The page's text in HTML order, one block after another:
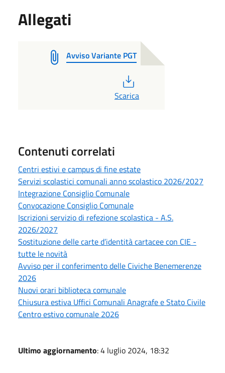
Allegati
Avviso Variante PGT
Scarica
Contenuti correlati
Centri estivi e campus di fine estate
Servizi scolastici comunali anno scolastico 2026/2027
Integrazione Consiglio Comunale
Convocazione Consiglio Comunale
Iscrizioni servizio di refezione scolastica - A.S.
2026/2027
Sostituzione delle carte d’identità cartacee con CIE -
tutte le novità
Avviso per il conferimento delle Civiche Benemerenze
2026
Nuovi orari biblioteca comunale
Chiusura estiva Uffici Comunali Anagrafe e Stato Civile
Centro estivo comunale 2026
Ultimo aggiornamento: 4 luglio 2024, 18:32